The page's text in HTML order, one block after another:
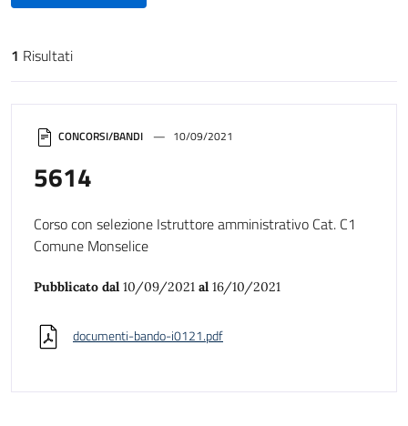
Risultati di ricerca
1 Risultati
CONCORSI/BANDI 10/09/2021
5614
Corso con selezione Istruttore amministrativo Cat. C1
Comune Monselice
Pubblicato dal 10/09/2021 al 16/10/2021
documenti-bando-i0121.pdf